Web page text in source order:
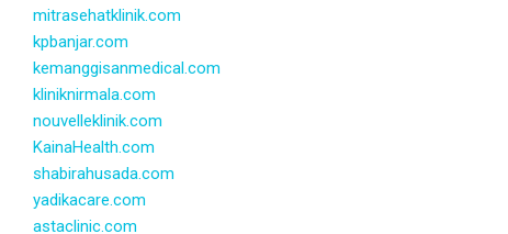
mitrasehatklinik.com
kpbanjar.com
kemanggisanmedical.com
kliniknirmala.com
nouvelleklinik.com
KainaHealth.com
shabirahusada.com
yadikacare.com
astaclinic.com